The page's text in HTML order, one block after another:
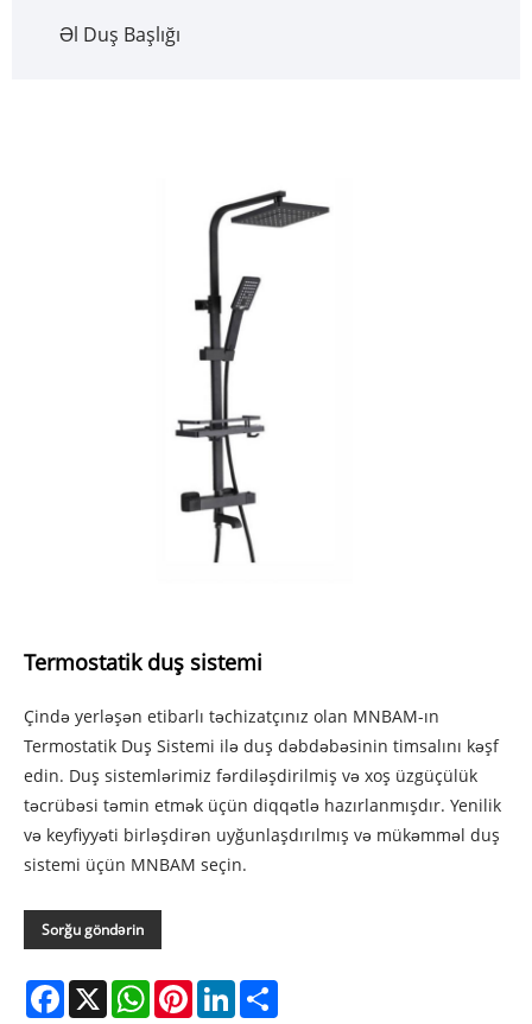
Əl Duş Başlığı
Termostatik duş sistemi
Çində yerləşən etibarlı təchizatçınız olan MNBAM-ın
Termostatik Duş Sistemi ilə duş dəbdəbəsinin timsalını kəşf
edin. Duş sistemlərimiz fərdiləşdirilmiş və xoş üzgüçülük
təcrübəsi təmin etmək üçün diqqətlə hazırlanmışdır. Yenilik
və keyfiyyəti birləşdirən uyğunlaşdırılmış və mükəmməl duş
sistemi üçün MNBAM seçin.
Sorğu göndərin
Facebook
X WhatsAppPinterestLinkedIn